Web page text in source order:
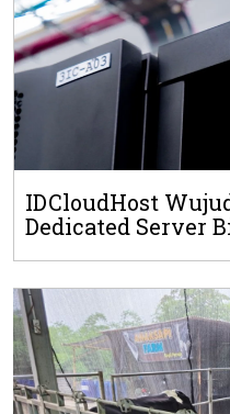
IDCloudHost
Dedicated Server